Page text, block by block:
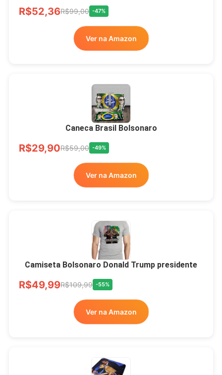
Xícara Bolsonaro
Brasão Deus Acima De
Todos
R$33,00
Ver no MERCADO
LIVRE
R$52,36R$99,00 -47%
Ver na Amazon
Caneca Brasil Bolsonaro
R$29,90R$59,00 -49%
Ver na Amazon
Camiseta Bolsonaro Donald Trump presidente
R$49,99R$109,99 -55%
Ver na Amazon